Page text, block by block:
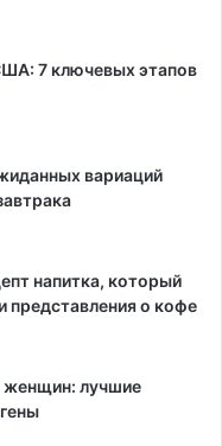
7 ключевых этапов
вариаций
напитка, который
представления о кофе
женщин: лучшие